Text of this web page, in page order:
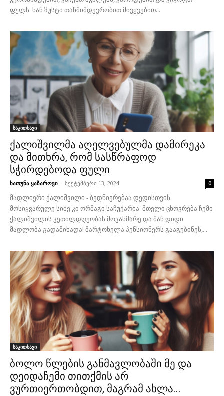
ფულს. ხან ზუსტი თანმიმდევრობით მივყვებით...
საკითხავი
ქალიშვილმა აღელვებულმა დამირეკა
და მითხრა, რომ სასწრაფოდ
სჭირდებოდა ფული
ხათუნა ყაზაროვი - სექტემბერი 13, 2024 0
მადლიერი ქალიშვილი - ბედნიერებაა დედისთვის.
მოსიყვარულე სიძე კი ორმაგი საჩუქარია. მთელი ცხოვრება ჩემი
ქალიშვილის კეთილდღეობას მოვახმარე და მან დიდი
მადლობა გადამიხადა! მარტოხელა პენსიონერს გააგებინეს,...
საკითხავი
ბოლო წლების განმავლობაში მე და
დეიდაჩემი თითქმის არ
ვურთიერთობდით, მაგრამ ახლა...